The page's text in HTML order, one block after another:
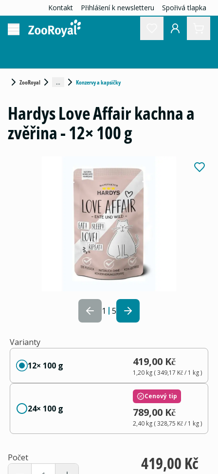
Kontakt Přihlášení k newsletteru Spořivá tlapka
ZooRoyal ... Konzervy a kapsičky
1 5
Hardys Love Affair kachna a
zvěřina - 12× 100 g
Varianty
12× 100 g 419,00 Kč
1,20 kg(349,17 Kč/ 1 kg)
24× 100 g
Cenový tip
789,00 Kč
2,40 kg(328,75 Kč/ 1 kg)
Počet 419,00 Kč